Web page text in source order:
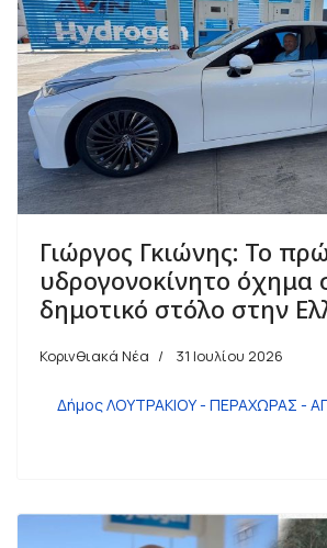
Γιώργος Γκιώνης: Το
υδρογονοκίνητο όχημα
δημοτικό στόλο στην
Κορινθιακά Νέα 31 Ιουλίου 2026
Δήμος ΛΟΥΤΡΑΚΙΟΥ - ΠΕΡΑΧΩΡΑΣ -